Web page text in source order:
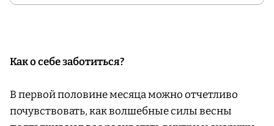
Как о себе заботиться?
В первой половине месяца можно отчетливо
почувствовать, как волшебные силы весны